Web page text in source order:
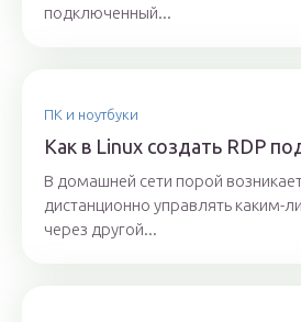
подключенный...
ПК и ноутбуки
Как в Linux создать RDP
В домашней сети порой
дистанционно управлять каким-
через другой...